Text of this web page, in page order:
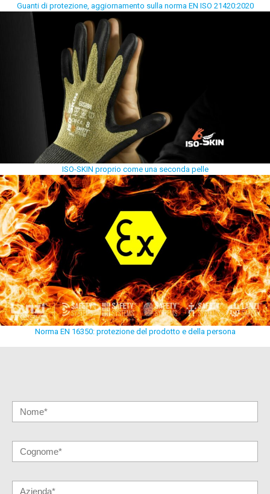
Guanti di protezione, aggiornamento sulla norma EN ISO 21420:2020
ISO-SKIN proprio come una seconda pelle
Norma EN 16350: protezione del prodotto e della persona